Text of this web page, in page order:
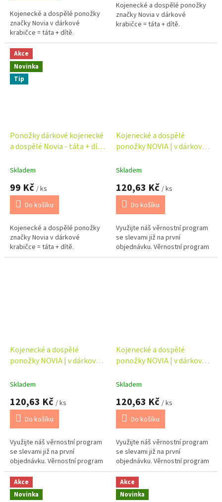
Kojenecké a dospělé ponožky
značky Novia v dárkové
krabičce = táta + dítě.
5
hvězdiček.
Kojenecké a dospělé ponožky
značky Novia v dárkové
krabičce = táta + dítě.
Akce
Novinka
Tip
Ponožky dárkové kojenecké
a dospělé Novia - táta + dítě
Skladem
99 Kč / ks
Do košíku
Kojenecké a dospělé ponožky
značky Novia v dárkové
krabičce = táta + dítě.
Kojenecké a dospělé
ponožky NOVIA | v dárkové
dítě
Skladem
120,63 Kč / ks
Do košíku
Využijte náš věrnostní program
se slevami již na první
objednávku. Věrnostní program
Kojenecké a dospělé
ponožky NOVIA | v dárkové
dítě
Skladem
120,63 Kč / ks
Do košíku
Využijte náš věrnostní program
se slevami již na první
objednávku. Věrnostní program
Kojenecké a dospělé
ponožky NOVIA | v dárkové
dítě
Skladem
120,63 Kč / ks
Do košíku
Využijte náš věrnostní program
se slevami již na první
objednávku. Věrnostní program
Akce
Novinka
Akce
Novinka